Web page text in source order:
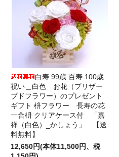
白寿 99歳 百寿 100歳
祝い＿白色 お花（プリザー
ブドフラワー）のプレゼント
ギフト 枡フラワー 長寿の花
一合枡 クリアケース付 「嘉
祥（白色）_かしょう」 【送
料無料】
12,650円(本体11,500円、税